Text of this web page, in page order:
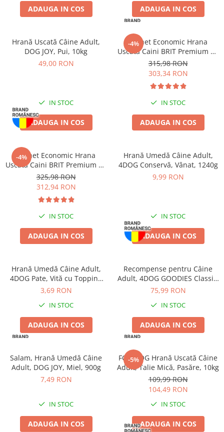
ADAUGA IN COS ADAUGA IN COS
Hrană Uscată Câine Adult,
DOG JOY, Pui, 10kg
49,00 RON
IN STOC
ADAUGA IN COS
-4%
Pachet Economic Hrana
Uscata Caini BRIT Premium by
Nature Maxi/Giant Senior
2x15kg
315,98 RON
303,34 RON
IN STOC
ADAUGA IN COS
-4%
Pachet Economic Hrana
Uscata Caini BRIT Premium by
Nature Maxi Adult 2x15kg
325,98 RON
312,94 RON
IN STOC
ADAUGA IN COS
Hrană Umedă Câine Adult,
4DOG Conservă, Vânat, 1240g
9,99 RON
IN STOC
ADAUGA IN COS
Hrană Umedă Câine Adult,
4DOG Pate, Vită cu Topping
de Legume, 150g
3,69 RON
IN STOC
ADAUGA IN COS
Recompense pentru Câine
Adult, 4DOG GOODIES Classic,
Piele Presată și Pui, 1kg
75,99 RON
IN STOC
ADAUGA IN COS
Salam, Hrană Umedă Câine
Adult, DOG JOY, Miel, 900g
7,49 RON
IN STOC
ADAUGA IN COS
-5%
FOR DOG Hrană Uscată Câine
Adult, Talie Mică, Pasăre, 10kg
109,99 RON
104,49 RON
IN STOC
ADAUGA IN COS